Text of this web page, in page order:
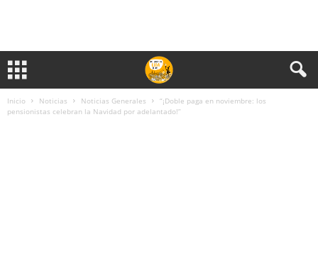
Inicio Noticias Noticias Generales
“¡Doble paga en noviembre: los
pensionistas celebran la Navidad por adelantado!”